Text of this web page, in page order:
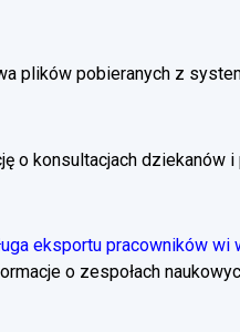
plików pobieranych z
o konsultacjach dziekanów
eksportu pracowników wi
o zespołach